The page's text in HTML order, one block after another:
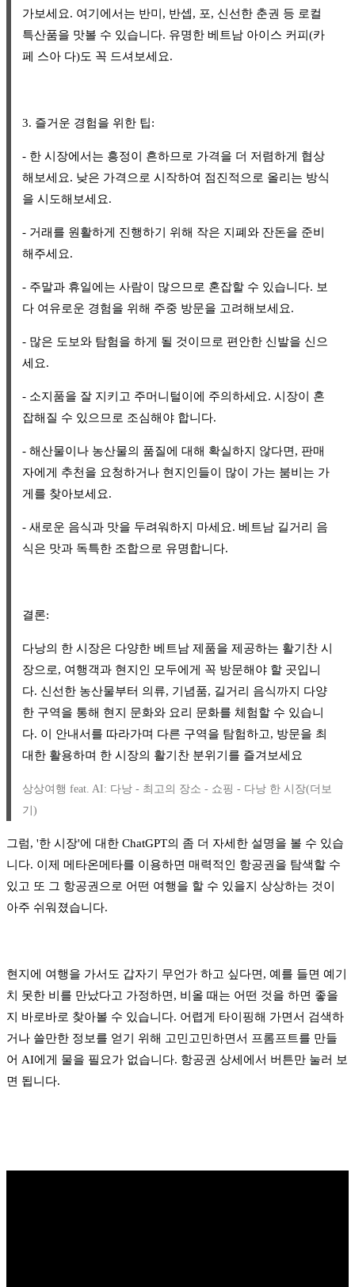
가보세요. 여기에서는 반미, 반셉, 포, 신선한 춘권 등 로컬
특산품을 맛볼 수 있습니다. 유명한 베트남 아이스 커피(카
페 스아 다)도 꼭 드셔보세요.
3. 즐거운 경험을 위한 팁:
- 한 시장에서는 흥정이 흔하므로 가격을 더 저렴하게 협상
해보세요. 낮은 가격으로 시작하여 점진적으로 올리는 방식
을 시도해보세요.
- 거래를 원활하게 진행하기 위해 작은 지폐와 잔돈을 준비
해주세요.
- 주말과 휴일에는 사람이 많으므로 혼잡할 수 있습니다. 보
다 여유로운 경험을 위해 주중 방문을 고려해보세요.
- 많은 도보와 탐험을 하게 될 것이므로 편안한 신발을 신으
세요.
- 소지품을 잘 지키고 주머니털이에 주의하세요. 시장이 혼
잡해질 수 있으므로 조심해야 합니다.
- 해산물이나 농산물의 품질에 대해 확실하지 않다면, 판매
자에게 추천을 요청하거나 현지인들이 많이 가는 붐비는 가
게를 찾아보세요.
- 새로운 음식과 맛을 두려워하지 마세요. 베트남 길거리 음
식은 맛과 독특한 조합으로 유명합니다.
결론:
다낭의 한 시장은 다양한 베트남 제품을 제공하는 활기찬 시
장으로, 여행객과 현지인 모두에게 꼭 방문해야 할 곳입니
다. 신선한 농산물부터 의류, 기념품, 길거리 음식까지 다양
한 구역을 통해 현지 문화와 요리 문화를 체험할 수 있습니
다. 이 안내서를 따라가며 다른 구역을 탐험하고, 방문을 최
대한 활용하며 한 시장의 활기찬 분위기를 즐겨보세요
상상여행 feat. AI: 다낭 - 최고의 장소 - 쇼핑 - 다낭 한 시장(더보
기)
그럼, '한 시장'에 대한 ChatGPT의 좀 더 자세한 설명을 볼 수 있습
니다. 이제 메타온메타를 이용하면 매력적인 항공권을 탐색할 수
있고 또 그 항공권으로 어떤 여행을 할 수 있을지 상상하는 것이
아주 쉬워졌습니다.
현지에 여행을 가서도 갑자기 무언가 하고 싶다면, 예를 들면 예기
치 못한 비를 만났다고 가정하면, 비올 때는 어떤 것을 하면 좋을
지 바로바로 찾아볼 수 있습니다. 어렵게 타이핑해 가면서 검색하
거나 쓸만한 정보를 얻기 위해 고민고민하면서 프롬프트를 만들
어 AI에게 물을 필요가 없습니다. 항공권 상세에서 버튼만 눌러 보
면 됩니다.